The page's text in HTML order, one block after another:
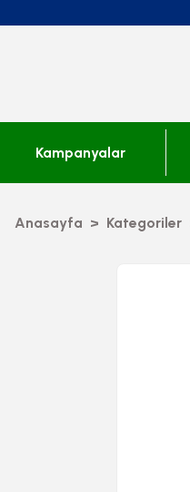
Kampanyalar
Anasayfa Kategoriler